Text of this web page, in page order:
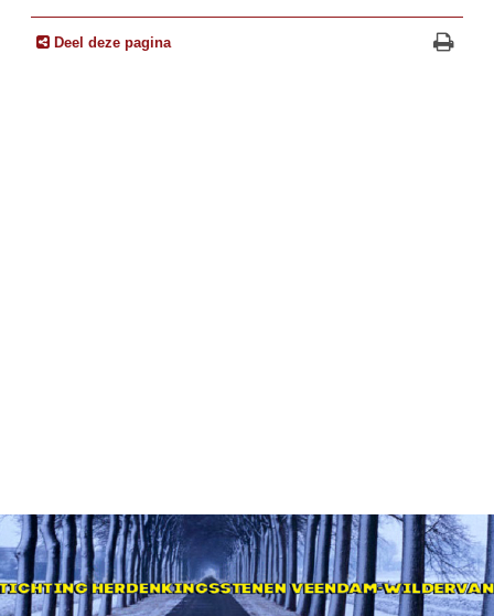
Deel deze pagina